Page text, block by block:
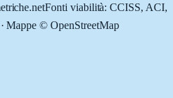
Fonti viabilità: CCISS, ACI,
Mappe © OpenStreetMap